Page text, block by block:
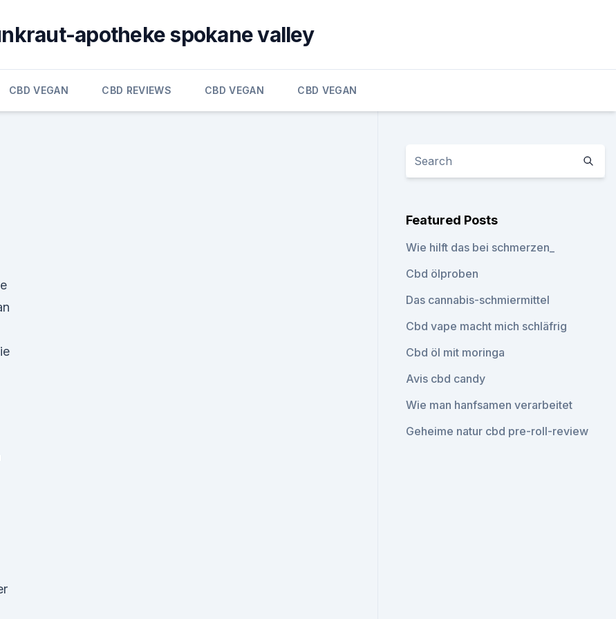
apotheke spokane valley
CBD VEGAN CBD REVIEWS CBD VEGAN CBD VEGAN
Featured Posts
Wie hilft das bei schmerzen_
Cbd ölproben
Das cannabis-schmiermittel
Cbd vape macht mich schläfrig
Cbd öl mit moringa
Avis cbd candy
Wie man hanfsamen verarbeitet
Geheime natur cbd pre-roll-review